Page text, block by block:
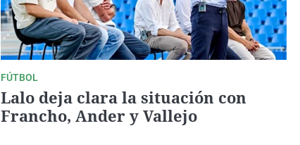
FÚTBOL
Lalo deja clara la situación con
Francho, Ander y Vallejo